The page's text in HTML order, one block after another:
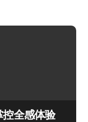
全感体验